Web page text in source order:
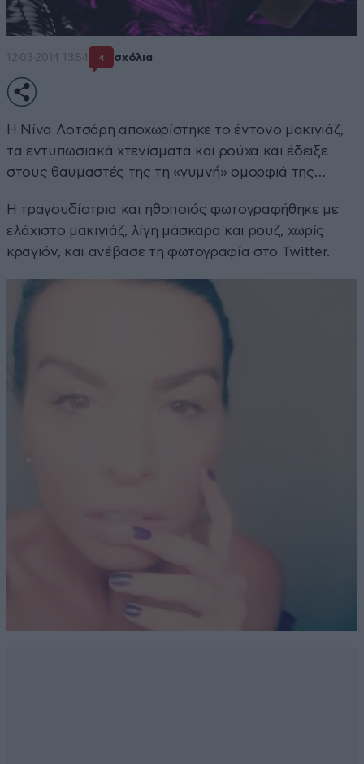
12·03·2014 13:54 4 σχόλια
Η Νίνα Λοτσάρη αποχωρίστηκε το έντονο μακιγιάζ,
τα εντυπωσιακά χτενίσματα και ρούχα και έδειξε
στους θαυμαστές της τη «γυμνή» ομορφιά της…
Η τραγουδίστρια και ηθοποιός φωτογραφήθηκε με
ελάχιστο μακιγιάζ, λίγη μάσκαρα και ρουζ, χωρίς
κραγιόν, και ανέβασε τη φωτογραφία στο Twitter.